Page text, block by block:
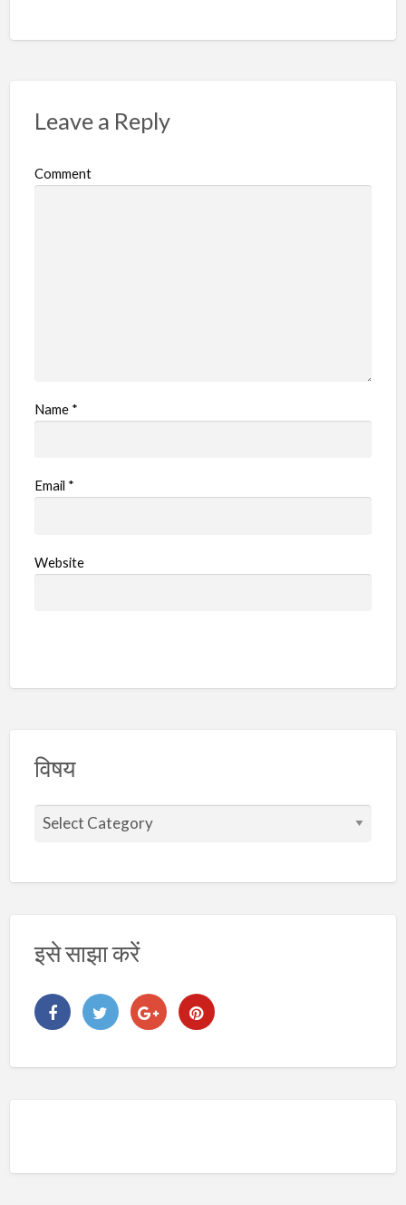
Leave a Reply
Comment
Name *
Email *
Website
विषय
इसे साझा करें